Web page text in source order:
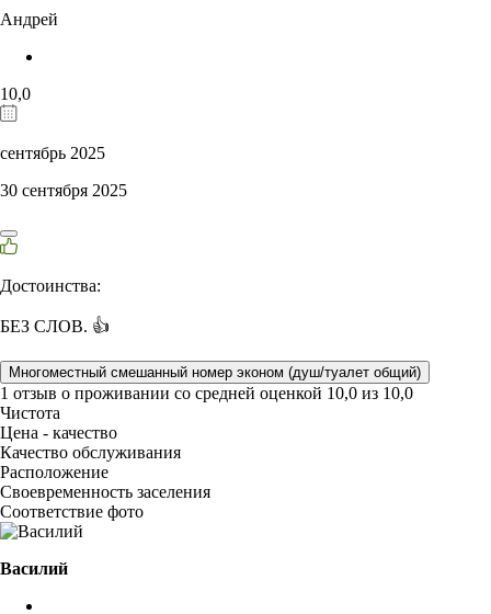
Андрей
10,0
сентябрь 2025
30 сентября 2025
Достоинства:
БЕЗ СЛОВ. 👍
Многоместный смешанный номер эконом (душ/туалет общий)
1 отзыв о проживании со средней оценкой 10,0 из 10,0
Чистота
Цена - качество
Качество обслуживания
Расположение
Своевременность заселения
Соответствие фото
Василий